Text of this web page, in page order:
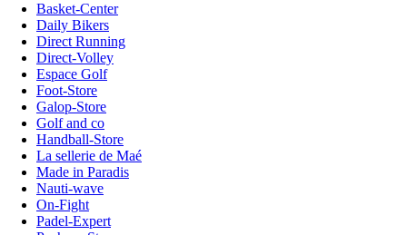
Basket-Center
Daily Bikers
Direct Running
Direct-Volley
Espace Golf
Foot-Store
Galop-Store
Golf and co
Handball-Store
La sellerie de Maé
Made in Paradis
Nauti-wave
On-Fight
Padel-Expert